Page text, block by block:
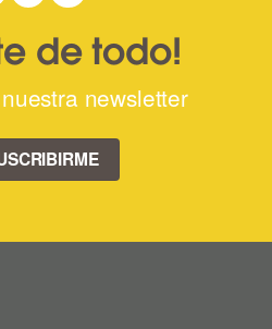
de todo!
newsletter